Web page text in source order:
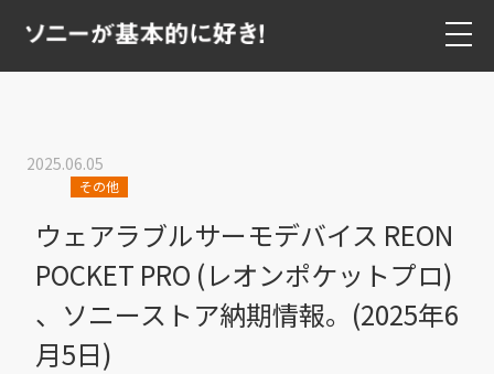
2025.06.05
その他
ウェアラブルサーモデバイス REON
POCKET PRO (レオンポケットプロ)
、ソニーストア納期情報。(2025年6
月5日)